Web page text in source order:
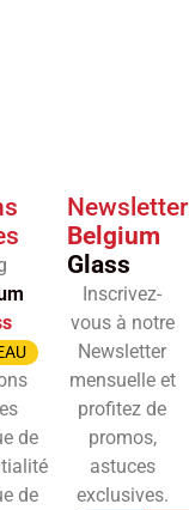
de
de
Newsletter
Belgium
Glass
Inscrivez-
vous à notre
Newsletter
mensuelle et
profitez de
promos,
astuces
exclusives.